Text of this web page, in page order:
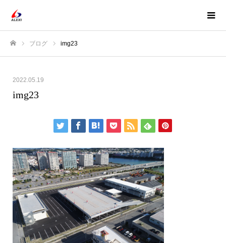
ブログ img23
2022.05.19
img23